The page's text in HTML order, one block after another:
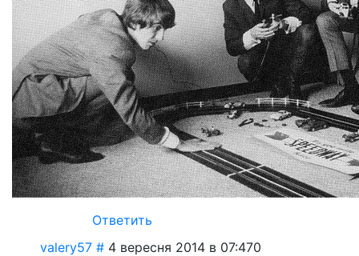
Ответить
valery57 # 4 вересня 2014 в 07:470